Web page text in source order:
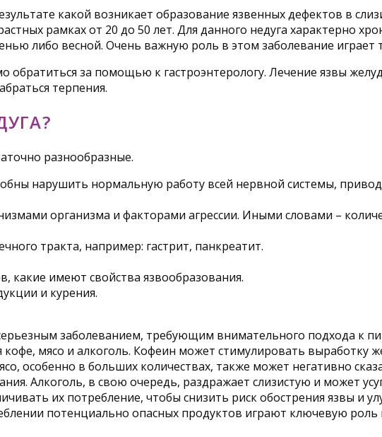
какой возникает образование язвенных дефектов в
рамках от 20 до 50 лет. Для данного недуга характерно
либо весной. Очень важную роль в этом заболевание играет
обратиться за помощью к гастроэнтерологу. Лечение язвы
терпения.
разнообразные.
нарушить нормальную работу всей нервной системы,
организма и факторами агрессии. Иными словами –
тракта, например: гастрит, панкреатит.
какие имеют свойства язвообразования.
и курения.
заболеванием, требующим внимательного подхода к
мясо и алкоголь. Кофеин может стимулировать выработку
особенно в больших количествах, также может негативно
Алкоголь, в свою очередь, раздражает слизистую и может
их потребление, чтобы снизить риск обострения язвы и
потенциально опасных продуктов играют ключевую